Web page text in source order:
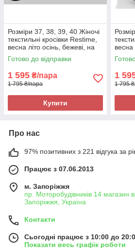
Розміри 37, 38, 39, 40 Жіночі
текстильні кросівки Restime,
весна літо осінь, бежеві, на
підошві з піни
Готово до відправки
1 595 ₴/пара
1 795 ₴/пара
Купити
весна
1
1 795
Про нас
97% позитивних з 221 відгука за
Працює з 07.06.2013
м. Запоріжжя
пр. Моторобудівників 14 магазин
Запоріжжя, Україна
Контакти
Сьогодні працює з 10:00 до
Показати весь графік роботи